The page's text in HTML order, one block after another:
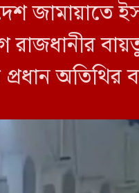
জামায়াতে
রাজধানীর
অতিথির